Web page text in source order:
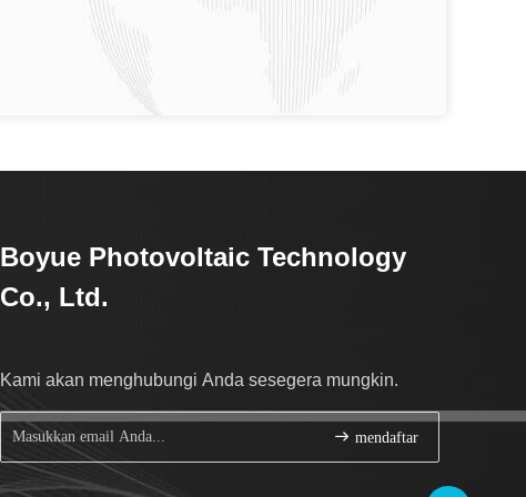
Boyue Photovoltaic Technology
Co., Ltd.
Kami akan menghubungi Anda sesegera mungkin.
mendaftar